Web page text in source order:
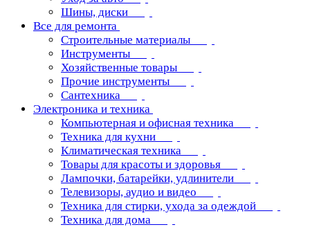
Шины, диски
Все для ремонта
Строительные материалы
Инструменты
Хозяйственные товары
Прочие инструменты
Сантехника
Электроника и техника
Компьютерная и офисная техника
Техника для кухни
Климатическая техника
Товары для красоты и здоровья
Лампочки, батарейки, удлинители
Телевизоры, аудио и видео
Техника для стирки, ухода за одеждой
Техника для дома